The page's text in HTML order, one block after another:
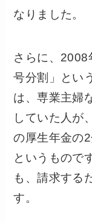
なりました。
さらに、2008
号分割」とい
は、専業主婦
していた人が
の厚生年金の
というもので
も、請求する
す。